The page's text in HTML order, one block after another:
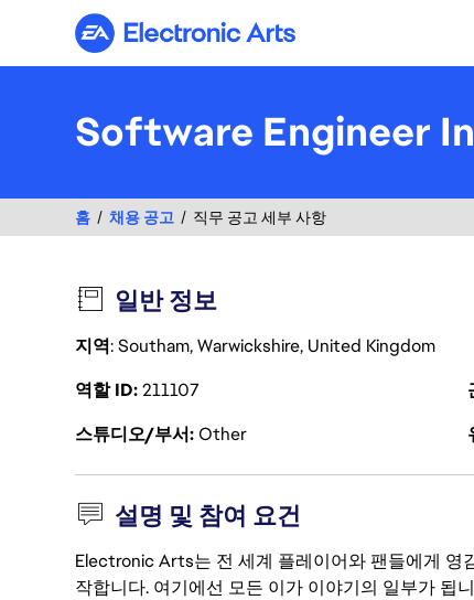
Electronic Arts
Software Engineer
홈 채용 공고 직무 공고 세부 사항
일반 정보
지역: Southam, Warwickshire, United Kingdom
역할 ID211107
스튜디오/부서Other
설명 및 참여 요건
Electronic Arts는 전 세계 플레이어와 팬들에게 영
작합니다. 여기에선 모든 이가 이야기의 일부가 됩